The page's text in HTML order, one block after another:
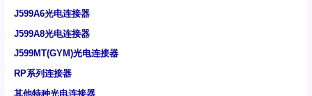
J599A6光电连接器
J599A8光电连接器
J599MT(GYM)光电连接器
RP系列连接器
其他特种光电连接器